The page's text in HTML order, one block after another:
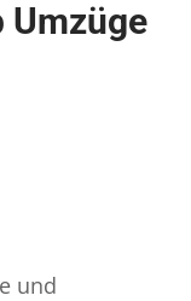
Umzüge
und